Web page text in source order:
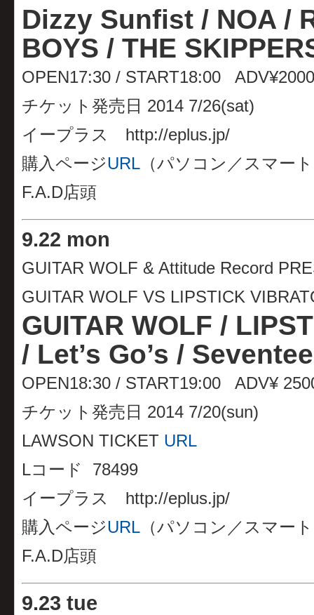
Dizzy Sunfist / NOA /
BOYS / THE
OPEN17:30 / START18:00
チケット発売日 2014 7/26(sat)
イープラス http://eplus.jp/
購入ページURL （パソコン／スマー
F.A.D店頭
9.22 mon
GUITAR WOLF & Attitude Record
GUITAR WOLF VS LIPSTICK
GUITAR WOLF /
/ Let’s Go’s /
OPEN18:30 / START19:00 ADV¥
チケット発売日 2014 7/20(sun)
LAWSON TICKET URL
Lコード 78499
イープラス http://eplus.jp/
購入ページURL （パソコン／スマー
F.A.D店頭
9.23 tue